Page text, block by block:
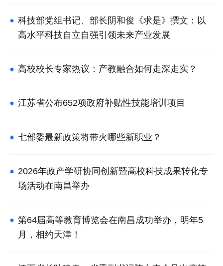
科技部党组书记、部长阴和俊《求是》撰文：以
高水平科技自立自强引领未来产业发展
高校校长专家热议：产教融合如何走深走实？
江苏省公布652项政府补贴性技能培训项目
七部委最新政策将带火哪些新职业？
2026年政产学研协同创新暨高校科技成果转化专
场活动在南昌举办
第64届高等教育博览会在南昌成功举办，明年5
月，相约天津！